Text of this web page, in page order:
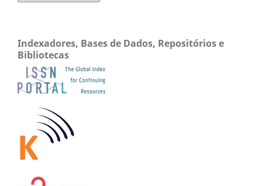
Indexadores, Bases de Dados, Repositórios e
Bibliotecas